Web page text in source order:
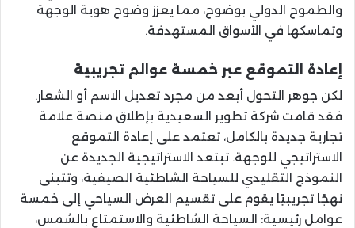
والطموح الدولي بوضوح، مما يعزز وضوح هوية الوجهة
وتماسكها في الأسواق المستهدفة.
إعادة التموقع عبر خمسة عوالم تجريبية
لكن جوهر التحول أبعد من مجرد تعديل الاسم أو الشعار.
فقد قامت شركة تطوير السعيدية بإطلاق منصة علامة
تجارية جديدة بالكامل، تعتمد على إعادة التموقع
الاستراتيجي للوجهة. تبتعد الاستراتيجية الجديدة عن
النموذج التقليدي للسياحة الشاطئية الصيفية، وتتبنى
نهجًا تجريبيًا يقوم على تقسيم العرض السياحي إلى خمسة
عوامل رئيسية: السياحة الشاطئية والاستمتاع بالشمس،